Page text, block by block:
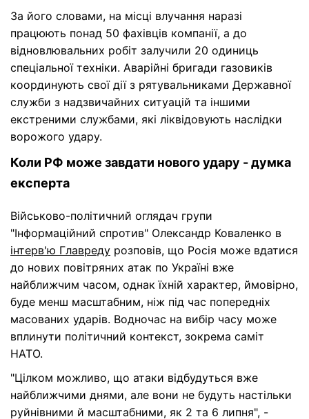
За його словами, на місці влучання наразі
працюють понад 50 фахівців компанії, а до
відновлювальних робіт залучили 20 одиниць
спеціальної техніки. Аварійні бригади газовиків
координують свої дії з рятувальниками Державної
служби з надзвичайних ситуацій та іншими
екстреними службами, які ліквідовують наслідки
ворожого удару.
Коли РФ може завдати нового удару - думка
експерта
Військово-політичний оглядач групи
"Інформаційний спротив" Олександр Коваленко в
інтерв'ю Главреду розповів, що Росія може вдатися
до нових повітряних атак по Україні вже
найближчим часом, однак їхній характер, ймовірно,
буде менш масштабним, ніж під час попередніх
масованих ударів. Водночас на вибір часу може
вплинути політичний контекст, зокрема саміт
НАТО.
"Цілком можливо, що атаки відбудуться вже
найближчими днями, але вони не будуть настільки
руйнівними й масштабними, як 2 та 6 липня", -